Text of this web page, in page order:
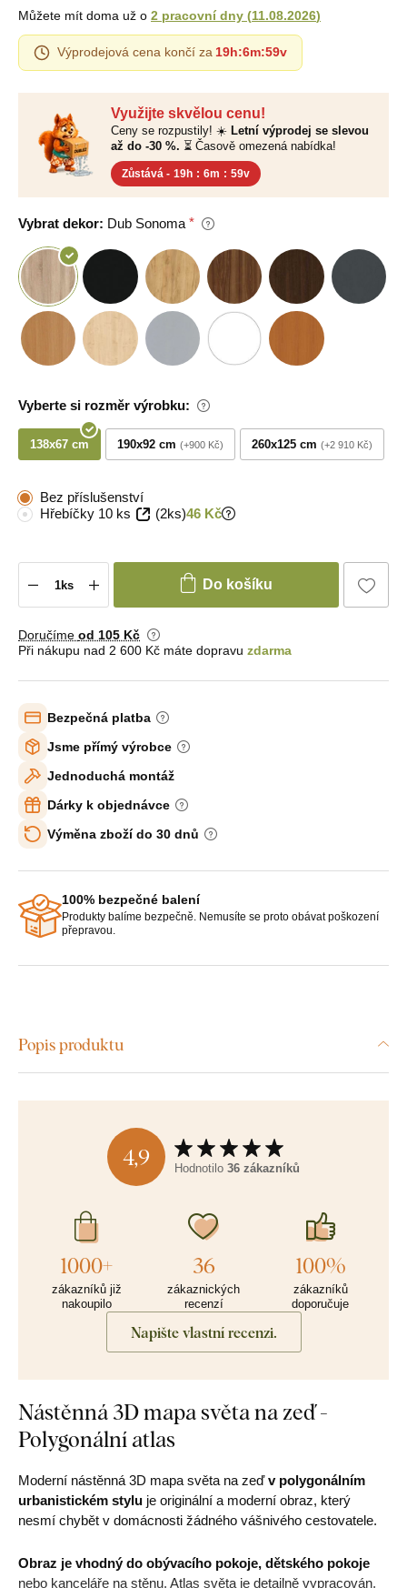
Využijte skvělou cenu!
Ceny se rozpustily! ☀️ Letní výprodej se slevou
až do -30 %. ⏳ Časově omezená nabídka!
Zůstává - 19h : 6m : 58v
Vybrat dekor: Dub Sonoma
Vyberte si rozměr výrobku:
138x67 cm 190x92 cm +900 Kč 260x125 cm +2 910 Kč
Můžete mít doma už o 2 pracovní dny (11.08.2026)
Výprodejová cena končí za 19h:6m:58v
Bez příslušenství
Hřebíčky 10 ks
(2ks)46 Kč
Do košíku
Doručíme od 105 Kč
Při nákupu nad 2 600 Kč máte dopravu zdarma
Bezpečná platba
Jsme přímý výrobce
Jednoduchá montáž
Dárky k objednávce
Výměna zboží do 30 dnů
100% bezpečné balení
Produkty balíme bezpečně. Nemusíte se proto obávat poškození
přepravou.
Popis produktu
4,9 Hodnotilo 36 zákazníků
1000+
zákazníků již
nakoupilo
36
zákaznických
recenzí
100%
zákazníků
doporučuje
Napište vlastní recenzi.
Nástěnná 3D mapa světa na zeď -
Polygonální atlas
Moderní nástěnná 3D mapa světa na zeďv polygonálním
urbanistickém stylu je originální a moderní obraz, který
nesmí chybět v domácnosti žádného vášnivého cestovatele.
Obraz je vhodný do obývacího pokoje, dětského pokoje
nebo kanceláře na stěnu. Atlas světa je detailně vypracován.